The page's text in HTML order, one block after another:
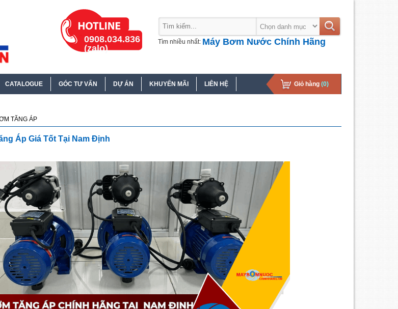
Tìm nhiều nhất: Máy Bơm Nước Chính Hãng
0908.034.836
(zalo)
CATALOGUE GÓC TƯ VẤN DỰ ÁN KHUYẾN MÃI LIÊN HỆ Giỏ hàng (0)
TĂNG ÁP
Áp Giá Tốt Tại Nam Định